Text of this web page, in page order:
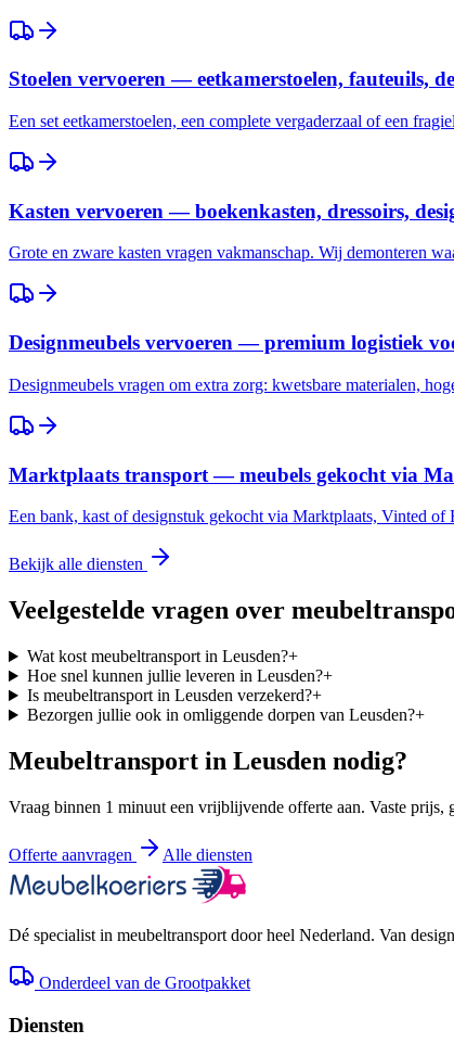
Stoelen vervoeren — eetkamerstoelen, fauteuils,
Een set eetkamerstoelen, een complete vergaderzaal of een
Kasten vervoeren — boekenkasten, dressoirs,
Grote en zware kasten vragen vakmanschap. Wij demonteren
Designmeubels vervoeren — premium logistiek
Designmeubels vragen om extra zorg: kwetsbare materialen,
Marktplaats transport — meubels gekocht via
Een bank, kast of designstuk gekocht via Marktplaats, Vinted
Bekijk alle diensten
Veelgestelde vragen over
Wat kost meubeltransport in Leusden?+
Hoe snel kunnen jullie leveren in Leusden?+
Is meubeltransport in Leusden verzekerd?+
Bezorgen jullie ook in omliggende dorpen van Leusden?+
Meubeltransport in Leusden nodig?
Vraag binnen 1 minuut een vrijblijvende offerte aan. Vaste prijs,
Offerte aanvragen Alle diensten
Dé specialist in meubeltransport door heel Nederland. Van
Onderdeel van de Grootpakket
Diensten